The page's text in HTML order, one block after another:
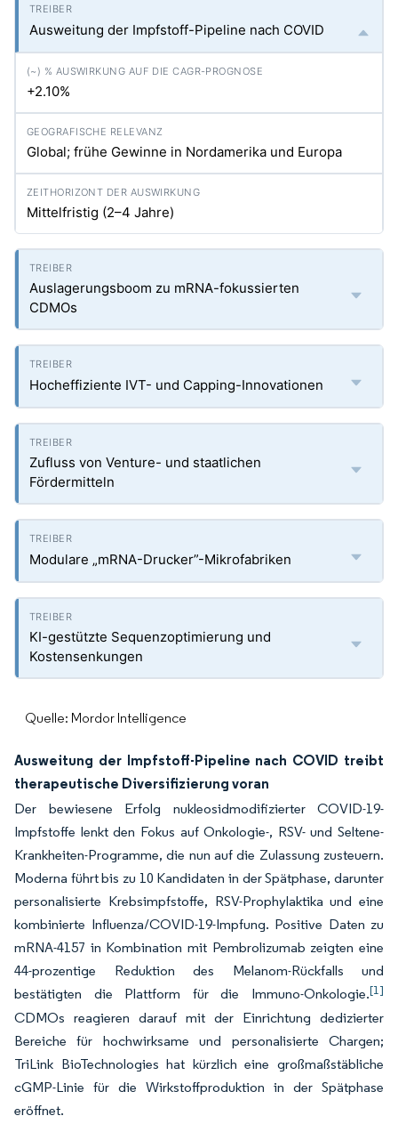
Ausweitung der Impfstoff-Pipeline nach COVID
+2.10%
Global; frühe Gewinne in Nordamerika und Europa
Mittelfristig (2–4 Jahre)
Auslagerungsboom zu mRNA-fokussierten
CDMOs
Hocheffiziente IVT- und Capping-Innovationen
Zufluss von Venture- und staatlichen
Fördermitteln
Modulare „mRNA-Drucker”-Mikrofabriken
KI-gestützte Sequenzoptimierung und
Kostensenkungen
Quelle: Mordor Intelligence
Ausweitung der Impfstoff-Pipeline nach COVID treibt
therapeutische Diversifizierung voran
Der bewiesene Erfolg nukleosidmodifizierter COVID-19-
Impfstoffe lenkt den Fokus auf Onkologie-, RSV- und Seltene-
Krankheiten-Programme, die nun auf die Zulassung zusteuern.
Moderna führt bis zu 10 Kandidaten in der Spätphase, darunter
personalisierte Krebsimpfstoffe, RSV-Prophylaktika und eine
kombinierte Influenza/COVID-19-Impfung. Positive Daten zu
mRNA-4157 in Kombination mit Pembrolizumab zeigten eine
44-prozentige Reduktion des Melanom-Rückfalls und
bestätigten die Plattform für die Immuno-Onkologie.[1]
CDMOs reagieren darauf mit der Einrichtung dedizierter
Bereiche für hochwirksame und personalisierte Chargen;
TriLink BioTechnologies hat kürzlich eine großmaßstäbliche
cGMP-Linie für die Wirkstoffproduktion in der Spätphase
eröffnet.